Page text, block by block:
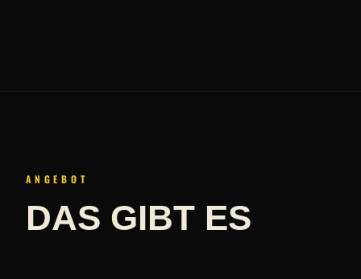
ANGEBOT
DAS GIBT ES